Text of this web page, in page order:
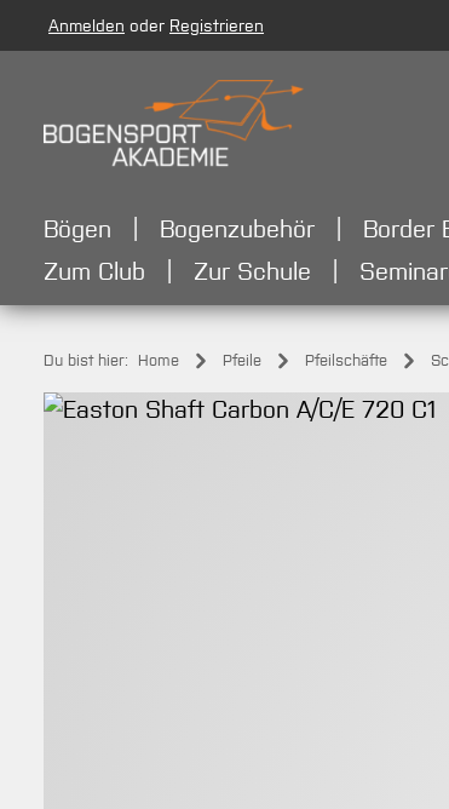
Hauptinhalt springen
Zur Suche springen
Zur Hauptnavigation springen
Anmelden oder Registrieren
Bögen Bogenzubehör Border
Zum Club
Zur Schule
Du bist hier: Home Pfeile Pfeilschäfte
Bildergalerie überspringen